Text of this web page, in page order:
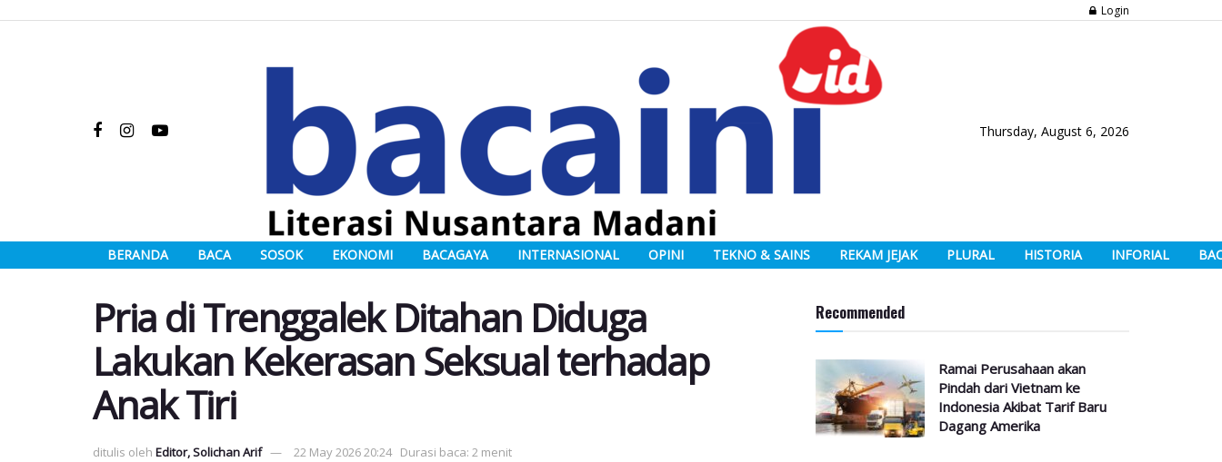
Login
Thursday, August 6, 2026
BERANDA BACA SOSOK EKONOMI BACAGAYA INTERNASIONAL OPINI TEKNO & SAINS REKAM JEJAK PLURAL HISTORIA INFORIAL
Pria di Trenggalek Ditahan Diduga
Lakukan Kekerasan Seksual terhadap
Anak Tiri
ditulis oleh Editor, Solichan Arif 22 May 2026 20:24 Durasi baca: 2 menit
Recommended
Ramai Perusahaan akan
Pindah dari Vietnam ke
Indonesia Akibat Tarif Baru
Dagang Amerika